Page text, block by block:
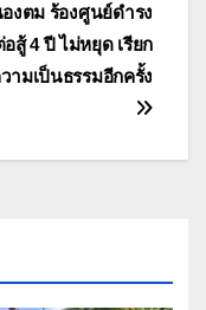
งตม ร้องศูนย์ดำรง
อสู้ 4 ปี ไม่หยุด เรียก
ามเป็นธรรมอีกครั้ง